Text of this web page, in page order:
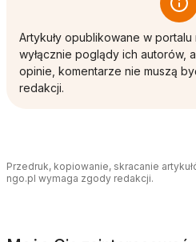
Artykuły opublikowane w
wyłącznie poglądy ich autorów,
opinie, komentarze nie muszą
redakcji.
Przedruk, kopiowanie, skracanie
ngo.pl wymaga zgody redakcji.